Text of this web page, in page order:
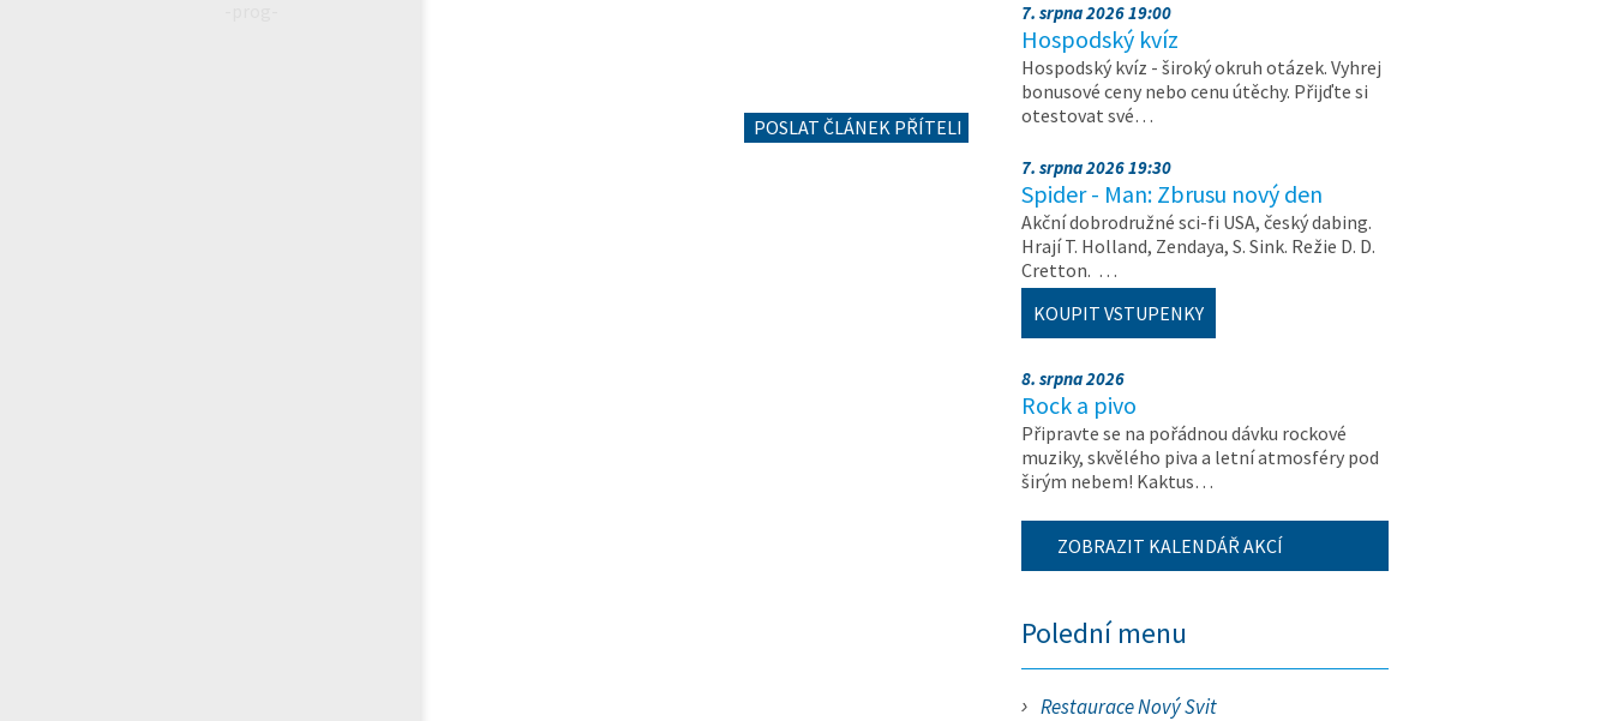
POSLAT ČLÁNEK PŘÍTELI
7. srpna 2026 19:00
Hospodský kvíz
Hospodský kvíz - široký okruh otázek. Vyhrej
bonusové ceny nebo cenu útěchy. Přijďte si
otestovat své…
7. srpna 2026 19:30
Spider - Man: Zbrusu nový den
Akční dobrodružné sci-fi USA, český dabing.
Hrají T. Holland, Zendaya, S. Sink. Režie D. D.
Cretton. …
KOUPIT VSTUPENKY
8. srpna 2026
Rock a pivo
Připravte se na pořádnou dávku rockové
muziky, skvělého piva a letní atmosféry pod
širým nebem! Kaktus…
ZOBRAZIT KALENDÁŘ AKCÍ
Polední menu
Restaurace Nový Svit